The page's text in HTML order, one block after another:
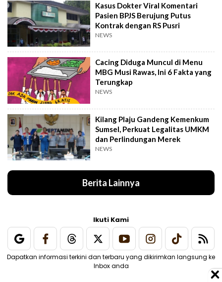
Kasus Dokter Viral Komentari
Pasien BPJS Berujung Putus
Kontrak dengan RS Pusri
NEWS
Cacing Diduga Muncul di Menu
MBG Musi Rawas, Ini 6 Fakta yang
Terungkap
NEWS
Kilang Plaju Gandeng Kemenkum
Sumsel, Perkuat Legalitas UMKM
dan Perlindungan Merek
NEWS
Berita Lainnya
Ikuti Kami
Dapatkan informasi terkini dan terbaru yang dikirimkan langsung ke
Inbox anda